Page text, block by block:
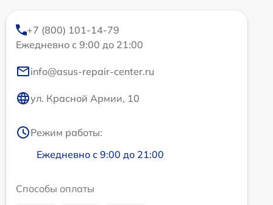
+7 (800) 101-14-79
Ежедневно с 9:00 до 21:00
info@asus-repair-center.ru
ул. Красной Армии, 10
Режим работы:
Ежедневно с 9:00 до 21:00
Способы оплаты